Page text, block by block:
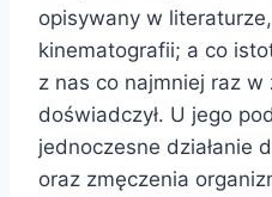
opisywany w
kinematografii; a co
z nas co najmniej raz w
doświadczył. U jego
jednoczesne działanie
oraz zmęczenia